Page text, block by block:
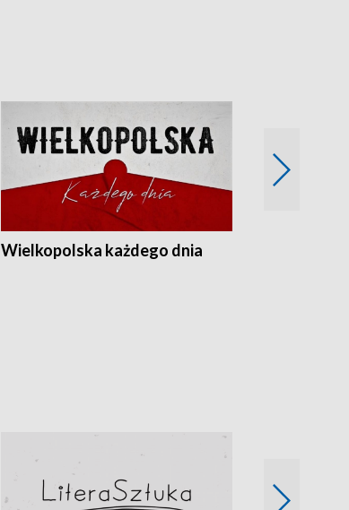
Wielkopolska każdego dnia